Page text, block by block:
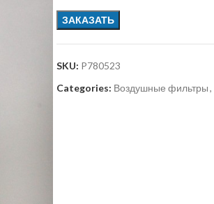
ЗАКАЗАТЬ
SKU: P780523
Categories: Воздушные фильтры,